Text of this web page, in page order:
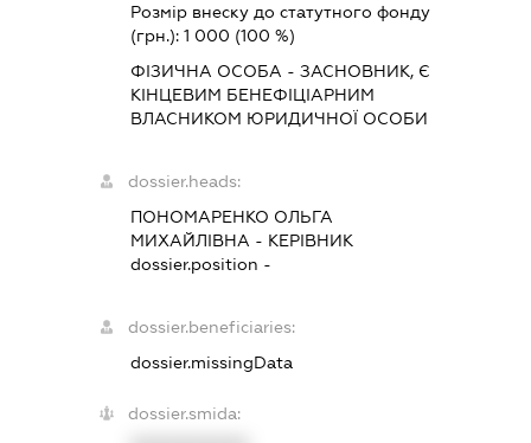
Розмір внеску до статутного фонду
(грн.): 1 000 (100 %)
ФІЗИЧНА ОСОБА - ЗАСНОВНИК, Є
КІНЦЕВИМ БЕНЕФІЦІАРНИМ
ВЛАСНИКОМ ЮРИДИЧНОЇ ОСОБИ
dossier.heads:
ПОНОМАРЕНКО ОЛЬГА
МИХАЙЛІВНА - КЕРІВНИК
dossier.position -
dossier.beneficiaries:
dossier.missingData
dossier.smida: